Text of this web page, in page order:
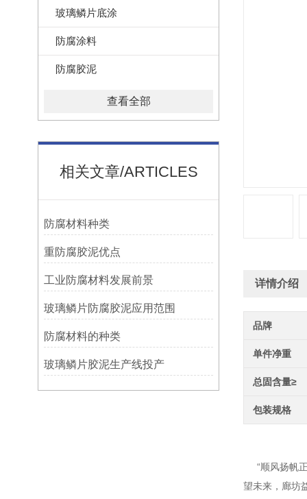
玻璃鳞片底涂
防腐涂料
防腐胶泥
查看全部
相关文章/ARTICLES
防腐材料种类
重防腐胶泥优点
工业防腐材料发展前景
玻璃鳞片防腐胶泥应用范围
防腐材料的种类
玻璃鳞片胶泥生产线投产
详情介绍
品牌
单件净重
总固含量≥
包装规格
“顺风扬帆正
望未来，廊坊